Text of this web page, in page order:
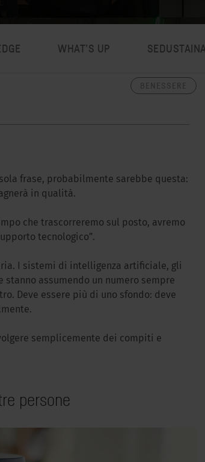
WHAT’S UP
frase, probabilmente sarebbe questa:
in qualità.
che trascorreremo sul posto, avremo
tecnologico”.
I sistemi di intelligenza artificiale, gli
assumendo un numero sempre
Deve essere più di uno sfondo: deve
semplicemente dei compiti e
persone